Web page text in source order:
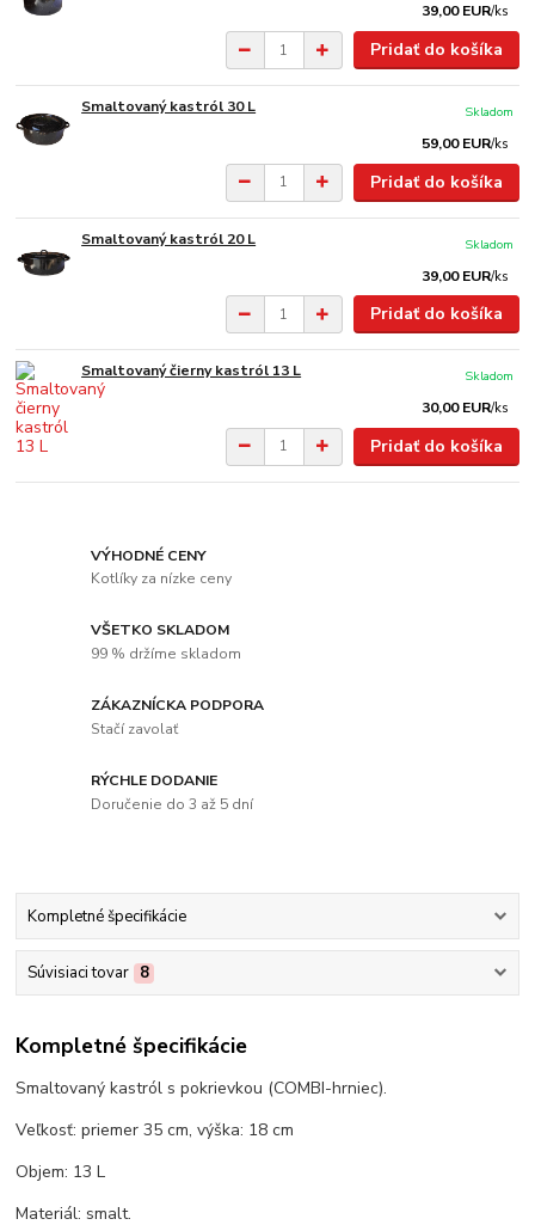
39,00 EUR/ks
Pridať do košíka
Smaltovaný kastról 30 L
59,00 EUR/ks
Skladom
Pridať do košíka
Smaltovaný kastról 20 L
39,00 EUR/ks
Skladom
Pridať do košíka
Smaltovaný čierny kastról 13 L
30,00 EUR/ks
Skladom
Pridať do košíka
VÝHODNÉ CENY
Kotlíky za nízke ceny
VŠETKO SKLADOM
99 % držíme skladom
ZÁKAZNÍCKA PODPORA
Stačí zavolať
RÝCHLE DODANIE
Doručenie do 3 až 5 dní
Kompletné špecifikácie
Súvisiaci tovar 8
Kompletné špecifikácie
Smaltovaný kastról s pokrievkou (COMBI-hrniec).
Veľkosť: priemer 35 cm, výška: 18 cm
Objem: 13 L
Materiál: smalt.